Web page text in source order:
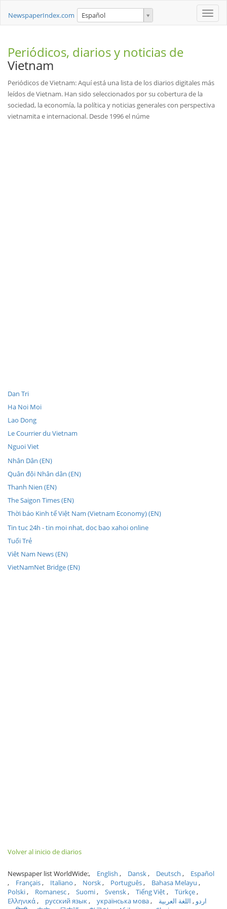
Toggle
NewspaperIndex.com Español
Periódicos, diarios y noticias de
Vietnam
Periódicos de Vietnam: Aquí está una lista de los diarios digitales más
leídos de Vietnam. Han sido seleccionados por su cobertura de la
sociedad, la economía, la política y noticias generales con perspectiva
vietnamita e internacional. Desde 1996 el núme
Dan Tri
Ha Noi Moi
Lao Dong
Le Courrier du Vietnam
Nguoi Viet
Nhân Dân (EN)
Quân đội Nhân dân (EN)
Thanh Nien (EN)
The Saigon Times (EN)
Thời báo Kinh tế Việt Nam (Vietnam Economy) (EN)
Tin tuc 24h - tin moi nhat, doc bao xahoi online
Tuổi Trẻ
Viêt Nam News (EN)
VietNamNet Bridge (EN)
Volver al inicio de diarios
Newspaper list WorldWide: English Dansk Deutsch
Español
Français
Italiano Norsk Português
Bahasa Melayu
Polski
Romanesc Suomi Svensk Tiếng Việt
Türkçe
Ελληνικά
русский язык українська мова اردو
اللغة العربية